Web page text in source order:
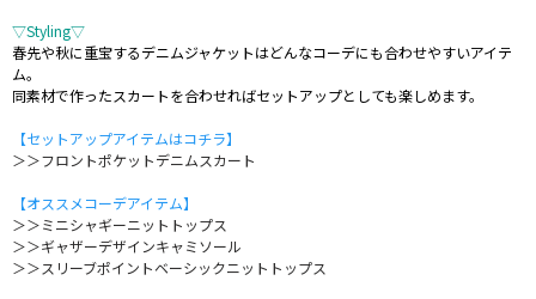
▽Styling▽
春先や秋に重宝するデニムジャケットはどんなコーデにも合わせやすいアイテ
ム。
同素材で作ったスカートを合わせればセットアップとしても楽しめます。
【セットアップアイテムはコチラ】
＞＞フロントポケットデニムスカート
【オススメコーデアイテム】
＞＞ミニシャギーニットトップス
＞＞ギャザーデザインキャミソール
＞＞スリーブポイントベーシックニットトップス